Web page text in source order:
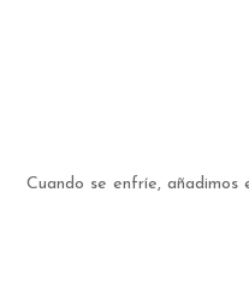
Cuando se enfríe, añadimos